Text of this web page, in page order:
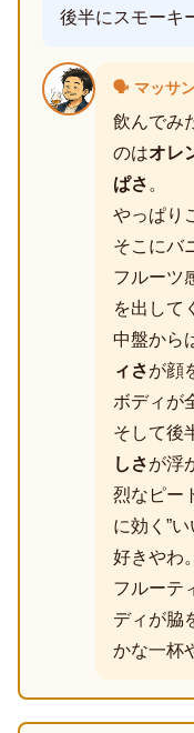
後半にスモーキ
🗣️ マッサ
飲んでみ
のはオレ
ぱさ 。
やっぱり
そこにバ
フルーツ
を出して
中盤から
ィさが顔
ボディが
そして後
しさが浮
烈なピー
に効く”
好きやわ。
フルーテ
ディが脇
かな一杯